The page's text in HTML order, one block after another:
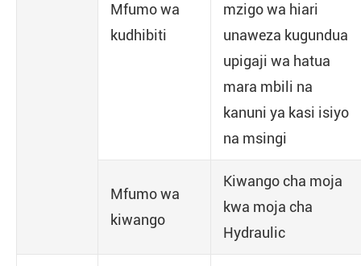
Mfumo wa
kudhibiti
mzigo wa hiari
unaweza kugundua
upigaji wa hatua
mara mbili na
kanuni ya kasi isiyo
na msingi
Mfumo wa
kiwango
Kiwango cha moja
kwa moja cha
Hydraulic